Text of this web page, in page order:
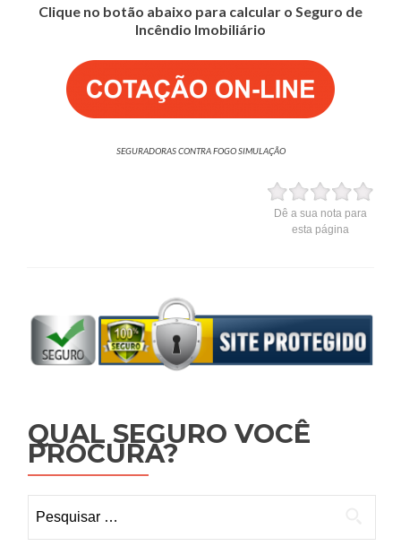
Clique no botão abaixo para calcular o Seguro de
Incêndio Imobiliário
SEGURADORAS CONTRA FOGO SIMULAÇÃO
Dê a sua nota para
esta página
QUAL SEGURO VOCÊ
PROCURA?
por: